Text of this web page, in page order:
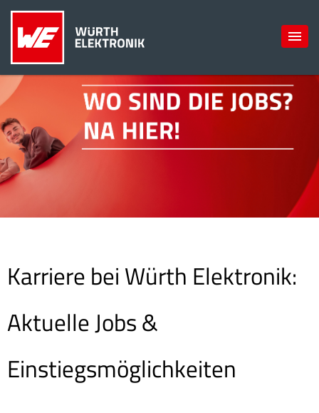
Karriere bei Würth Elektronik:
Aktuelle Jobs &
Einstiegsmöglichkeiten